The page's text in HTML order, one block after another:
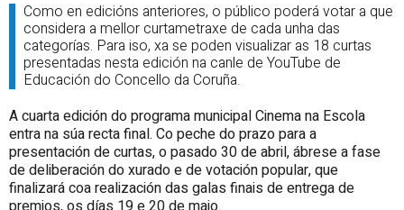
Como en edicións anteriores, o público poderá votar a que
considera a mellor curtametraxe de cada unha das
categorías. Para iso, xa se poden visualizar as 18 curtas
presentadas nesta edición na canle de YouTube de
Educación do Concello da Coruña.
A cuarta edición do programa municipal Cinema na Escola
entra na súa recta final. Co peche do prazo para a
presentación de curtas, o pasado 30 de abril, ábrese a fase
de deliberación do xurado e de votación popular, que
finalizará coa realización das galas finais de entrega de